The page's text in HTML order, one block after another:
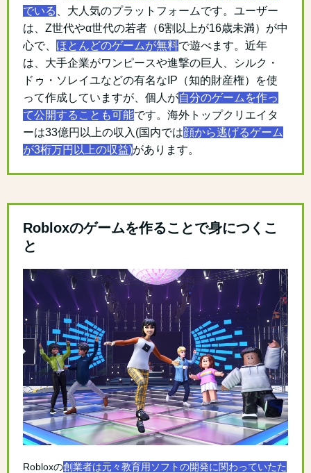
でいる
、大人気のプラットフォームです。ユーザー
は、Z世代やα世代の若者（6割以上が16歳未満）が中
心で、 ほとんどのゲームが無料で遊べます。近年
は、大手企業がワンピースや進撃の巨人、シルク・
ドゥ・ソレイユなどの有名なIP（知的財産権）を使
って作成していますが、個人が自分のゲームを作っ
て公開することも可能です。海外トップクリエイタ
ーは33億円以上の収入(国内では顔から逃げるゲーム
が3桁万円以上の収益)があります。
Robloxのゲームを作ることで身につくこ
と
Robloxの創業者は元々教育用ソフトの開発に関わっていたた